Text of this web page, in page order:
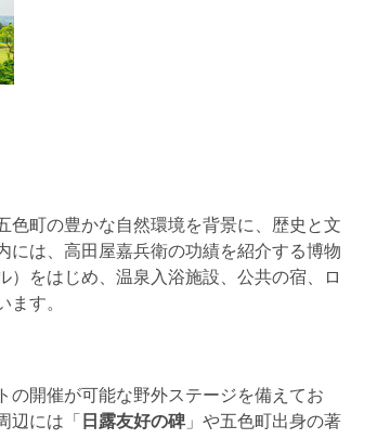
色町の豊かな自然環境を背景に、歴史と文
は、高田屋嘉兵衛の功績を紹介する博物
）をはじめ、温泉入浴施設、公共の宿、ロ
す。
の開催が可能な野外ステージを備えてお
辺には「日露友好の碑」や五色町出身の著